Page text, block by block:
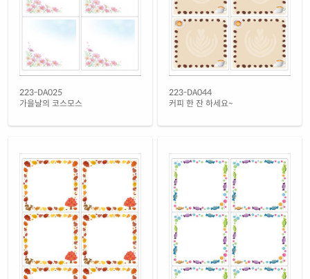
흰색 광택 시치미 레이저
RV223LG-DA644레이저 전용
재질 설명
흰색(25μm) 광택 방수 레이저
CL223TW-DA644
레이저 전용
흰색(50μm) 광택 방수 레이저
CL223WP-DA644
레이저 전용
흰색 무광 방수 레이저
흰색 무광 방수 시치미 레이저
RV223MP-DA644레이저 전용
반투명 트레이싱 레이저
CL223HT-DA644레이저 전용
재질 설명
투명(50μm) 방수 레이저
CL223LT-DA644레이저 전용
재질 설명
223-DA025
가을날의 코스모스
223-DA044
커피 한 잔 하세요~